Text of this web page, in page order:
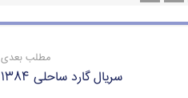
مطلب بعدی
سریال گارد ساحلی ۱۳۸۴